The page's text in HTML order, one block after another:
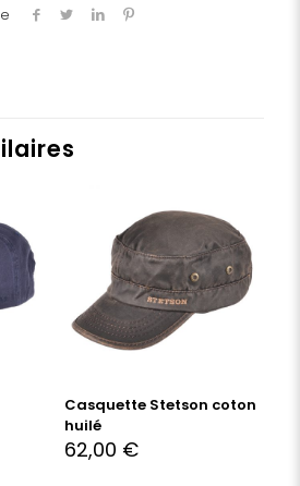
Casquette Stetson coton
huilé
62,00 €